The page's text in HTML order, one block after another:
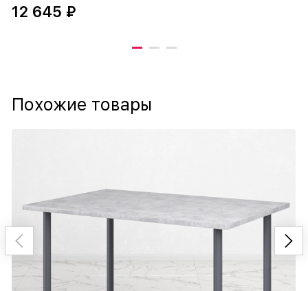
12 645 ₽
Похожие товары